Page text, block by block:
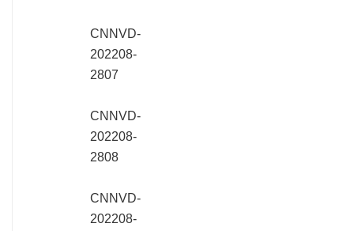
CNNVD-
202208-
2807
CNNVD-
202208-
2808
CNNVD-
202208-